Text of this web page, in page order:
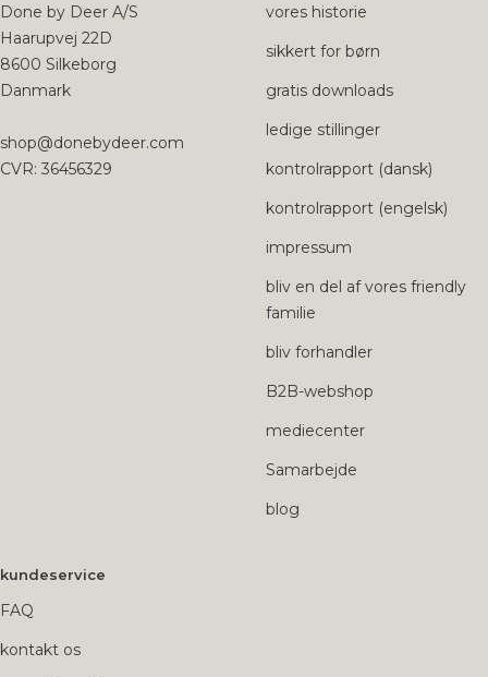
Done by Deer A/S
Haarupvej 22D
8600 Silkeborg
Danmark
shop@donebydeer.com
CVR: 36456329
vores historie
sikkert for børn
gratis downloads
ledige stillinger
kontrolrapport (dansk)
kontrolrapport (engelsk)
impressum
bliv en del af vores friendly
familie
bliv forhandler
B2B-webshop
mediecenter
Samarbejde
blog
kundeservice
FAQ
kontakt os